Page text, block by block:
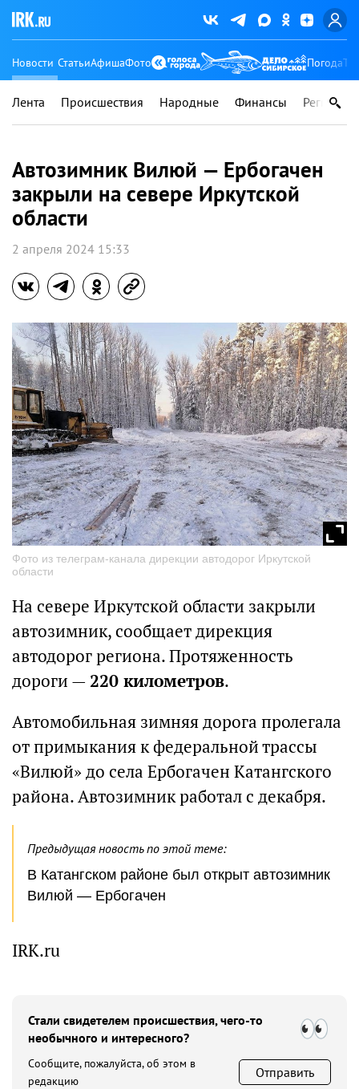
Новости СтатьиАфишаФото Погода
Лента Происшествия Народные Финансы Регионы
Автозимник Вилюй — Ербогачен
закрыли на севере Иркутской
области
2 апреля 2024 15:33
Фото из телеграм-канала дирекции автодорог Иркутской
области
На севере Иркутской области закрыли
автозимник, сообщает дирекция
автодорог региона. Протяженность
дороги —220 километров.
Автомобильная зимняя дорога пролегала
от примыкания к федеральной трассы
«Вилюй» до села Ербогачен Катангского
района. Автозимник работал с декабря.
Предыдущая новость по этой теме:
В Катангском районе был открыт автозимник
Вилюй — Ербогачен
IRK.ru
Стали свидетелем происшествия, чего-то
необычного и интересного?
Сообщите, пожалуйста, об этом в
редакцию
Отправить